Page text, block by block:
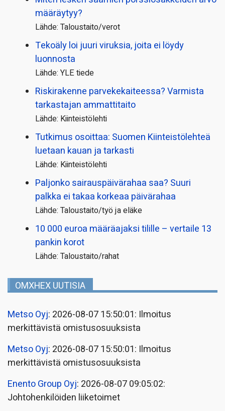
määräytyy?
Lähde: Taloustaito/verot
Tekoäly loi juuri viruksia, joita ei löydy
luonnosta
Lähde: YLE tiede
Riskirakenne parvekekaiteessa? Varmista
tarkastajan ammattitaito
Lähde: Kiinteistölehti
Tutkimus osoittaa: Suomen Kiinteistölehteä
luetaan kauan ja tarkasti
Lähde: Kiinteistölehti
Paljonko sairauspäivä­rahaa saa? Suuri
palkka ei takaa korkeaa päivärahaa
Lähde: Taloustaito/työ ja eläke
10 000 euroa määräajaksi tilille – vertaile 13
pankin korot
Lähde: Taloustaito/rahat
OMXHEX UUTISIA
Metso Oyj: 2026-08-07 15:50:01: Ilmoitus
merkittävistä omistusosuuksista
Metso Oyj: 2026-08-07 15:50:01: Ilmoitus
merkittävistä omistusosuuksista
Enento Group Oyj: 2026-08-07 09:05:02:
Johtohenkilöiden liiketoimet